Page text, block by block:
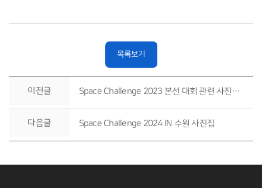
목록보기
이전글 Space Challenge 2023 본선 대회 관련 사진집 3. 시상식
다음글 Space Challenge 2024 IN 수원 사진집